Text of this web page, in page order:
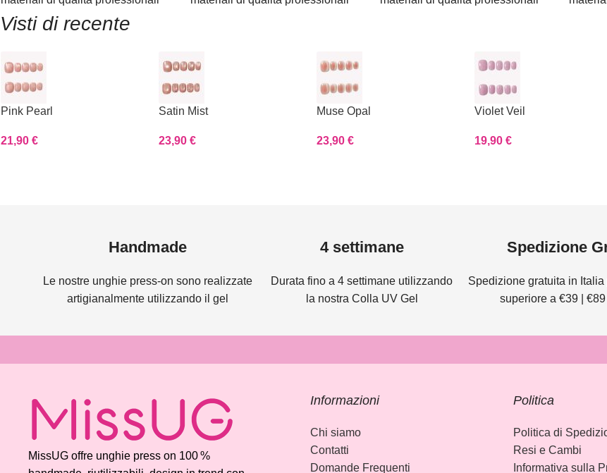
Visti di recente
Pink Pearl
21,90 €
Satin Mist
23,90 €
Muse Opal
23,90 €
Violet Veil
19,90 €
Handmade
Le nostre unghie press-on sono realizzate
artigianalmente utilizzando il gel
4 settimane
Durata fino a 4 settimane utilizzando
la nostra Colla UV Gel
Spedizione
Spedizione gratuita in
superiore a €39 |
MissUG offre unghie press on 100 %
Informazioni
Chi siamo
Contatti
Domande Frequenti
Politica
Politica di
Resi e Cambi
Informativa sulla